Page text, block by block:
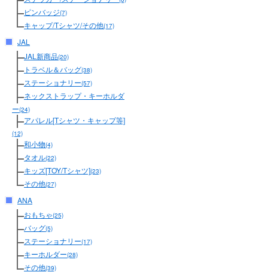
ピンバッジ(7)
キャップ/Tシャツ/その他(17)
JAL
JAL新商品(20)
トラベル＆バッグ(38)
ステーショナリー(57)
ネックストラップ・キーホルダ
ー(24)
アパレル[Tシャツ・キャップ等]
(12)
和小物(4)
タオル(22)
キッズ[TOY/Tシャツ](23)
その他(27)
ANA
おもちゃ(25)
バッグ(5)
ステーショナリー(17)
キーホルダー(28)
その他(39)